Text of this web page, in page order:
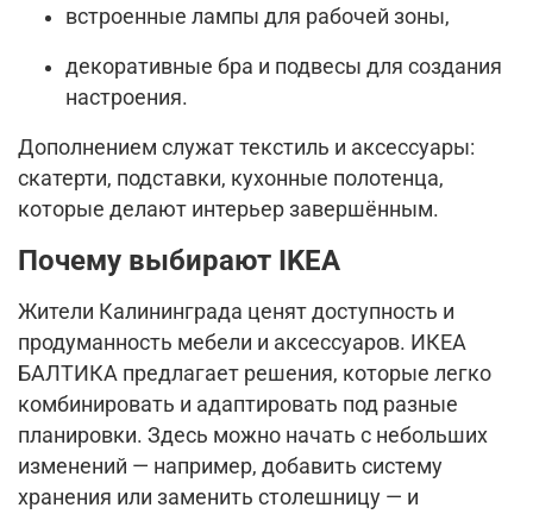
встроенные лампы для рабочей зоны,
декоративные бра и подвесы для создания
настроения.
Дополнением служат текстиль и аксессуары:
скатерти, подставки, кухонные полотенца,
которые делают интерьер завершённым.
Почему выбирают IKEA
Жители Калининграда ценят доступность и
продуманность мебели и аксессуаров. ИКЕА
БАЛТИКА предлагает решения, которые легко
комбинировать и адаптировать под разные
планировки. Здесь можно начать с небольших
изменений — например, добавить систему
хранения или заменить столешницу — и